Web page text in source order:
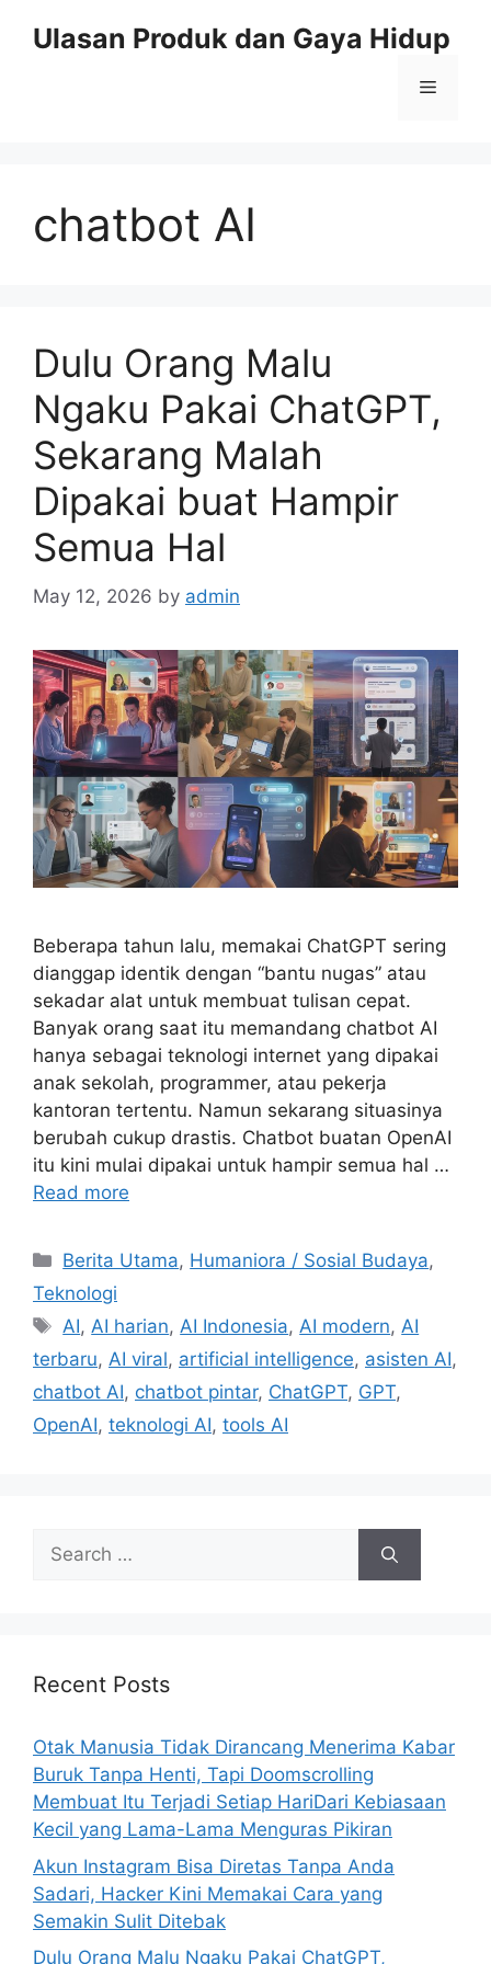
Ulasan Produk dan Gaya Hidup
Menu
chatbot AI
Dulu Orang Malu
Ngaku Pakai ChatGPT,
Sekarang Malah
Dipakai buat Hampir
Semua Hal
May 12, 2026 by admin
Beberapa tahun lalu, memakai ChatGPT sering
dianggap identik dengan “bantu nugas” atau
sekadar alat untuk membuat tulisan cepat.
Banyak orang saat itu memandang chatbot AI
hanya sebagai teknologi internet yang dipakai
anak sekolah, programmer, atau pekerja
kantoran tertentu. Namun sekarang situasinya
berubah cukup drastis. Chatbot buatan OpenAI
itu kini mulai dipakai untuk hampir semua hal …
Read more
C
a
e
g
o
r
Berita Utama, Humaniora / Sosial Budaya,
Teknologi
T
a
s
AI,AI harian,AI Indonesia,AI modern,AI
terbaru, AI viral, artificial intelligence, asisten AI,
chatbot AI, chatbot pintar, ChatGPT, GPT,
OpenAI, teknologi AI, tools AI
h
r
:
Recent Posts
Otak Manusia Tidak Dirancang Menerima Kabar
Buruk Tanpa Henti, Tapi Doomscrolling
Membuat Itu Terjadi Setiap HariDari Kebiasaan
Kecil yang Lama-Lama Menguras Pikiran
Akun Instagram Bisa Diretas Tanpa Anda
Sadari, Hacker Kini Memakai Cara yang
Semakin Sulit Ditebak
Dulu Orang Malu Ngaku Pakai ChatGPT,